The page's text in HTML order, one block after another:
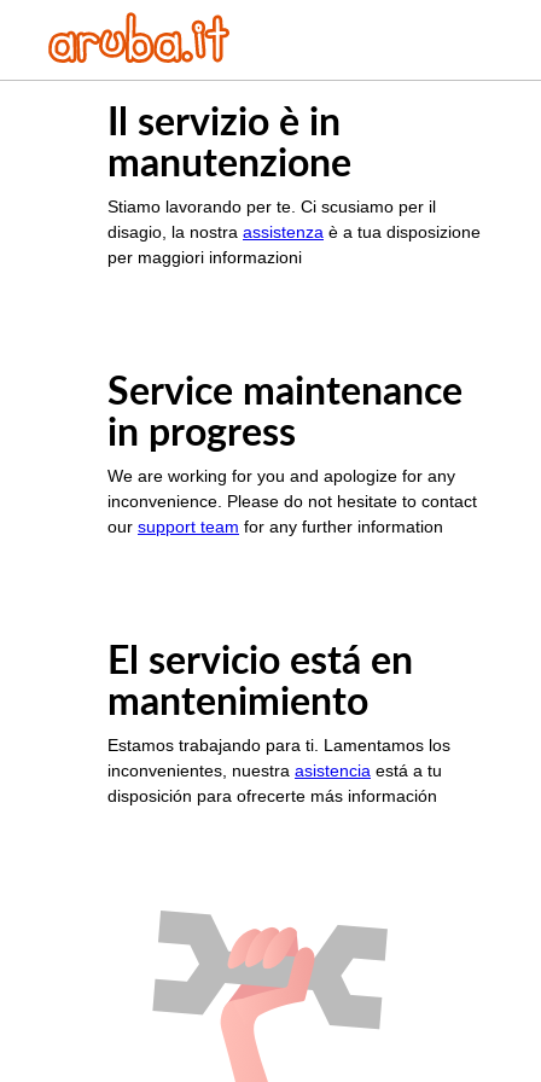
Il servizio è in
manutenzione
Stiamo lavorando per te. Ci scusiamo per il
disagio, la nostra assistenza è a tua disposizione
per maggiori informazioni
Service maintenance
in progress
We are working for you and apologize for any
inconvenience. Please do not hesitate to contact
our support team for any further information
El servicio está en
mantenimiento
Estamos trabajando para ti. Lamentamos los
inconvenientes, nuestra asistencia está a tu
disposición para ofrecerte más información